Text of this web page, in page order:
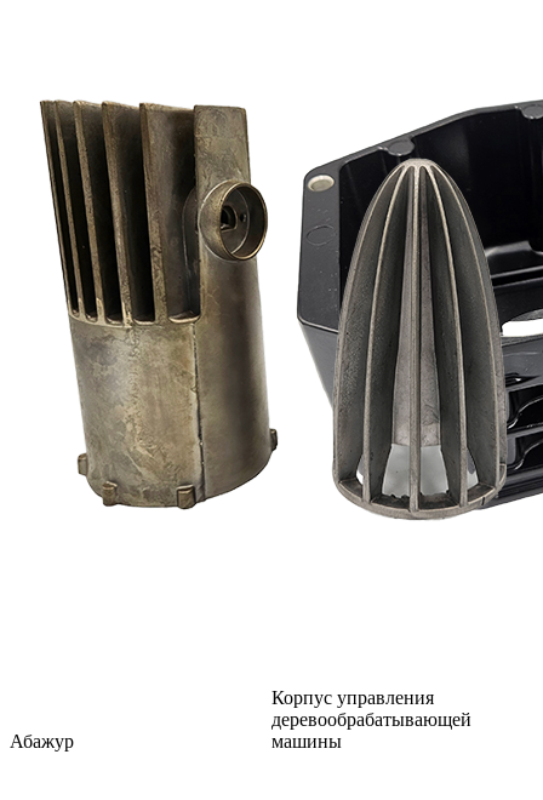
Корпус управления
деревообрабатывающей
машины
Абажур